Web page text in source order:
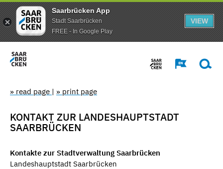
Saarbrücken App
Stadt Saarbrücken
FREE - In Google Play
VIEW
» read page | » print page
KONTAKT ZUR LANDESHAUPTSTADT
SAARBRÜCKEN
Kontakte zur Stadtverwaltung Saarbrücken
Landeshauptstadt Saarbrücken